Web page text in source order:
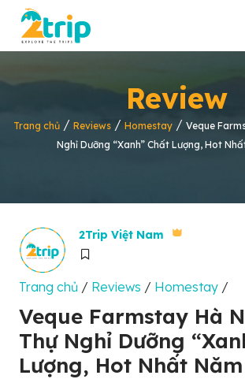
Review
Trang chủ/ Reviews/ Homestay/ Veque
Nghỉ Dưỡng “Xanh” Chất Lượng, Hot
2Trip Việt Nam
Trang chủ / Reviews / Homestay /
Veque Farmstay Hà
Thự Nghỉ Dưỡng
Lượng, Hot Nhất Năm